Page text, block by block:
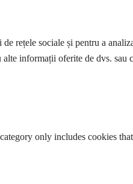
rețele sociale și pentru a
informații oferite de dvs.
only includes cookies